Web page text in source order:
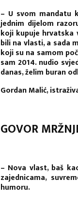
– U svom mandatu
jednim dijelom
koji kupuje hrvatska
bili na vlasti, a sada
koji su na samom
sam 2014. nudio
danas, želim buran
Gordan Malić,
GOVOR
– Nova vlast, baš
zajednicama,
humoru.